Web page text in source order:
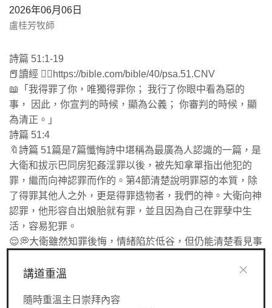
2026年06月06日
盧桂芳牧師
詩篇 51:1-19
📕讀經 👉🏻https://bible.com/bible/40/psa.51.CNV
📖「我得罪了你，唯獨得罪你； 我行了你眼中看為惡的
事， 因此，你宣判的時候，顯為公義； 你審判的時候，顯
為清正。」
詩篇 51:4
🔖詩篇 51篇是7篇懺悔詩中堪稱為最廣為人認識的一篇，是
大衛和拔示巴同房犯姦淫罪以後，被先知拿單指出他犯的
罪，繼而向神認罪而作的。第4節清楚說明罪惡的本質，除
了得罪其他人之外，更是得罪造物者，我們的神。大衛向神
認罪，他形容自出娘胎就有罪，並且因為自己在罪孽中生
活，容易犯罪。
😌💭大衛雖然知罪後悔，情緒陷於低谷，但仍能清楚看見事
後求神更新他內在的生命。如果我們一直不認知、不承認自
直帶着罪生活就會與神隔離，生命便會越來越黑暗。我們身
講道重溫
隨時重溫主日崇拜內容